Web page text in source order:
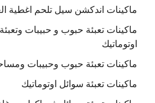
ماكينات اندكشن سيل تلحم اغطية
ماكينات تعبئة حبوب و حبيبات
اوتوماتيك
ماكينات تعبئة حبوب وحبيبات
ماكينات تعبئة سوائل اوتوماتيك